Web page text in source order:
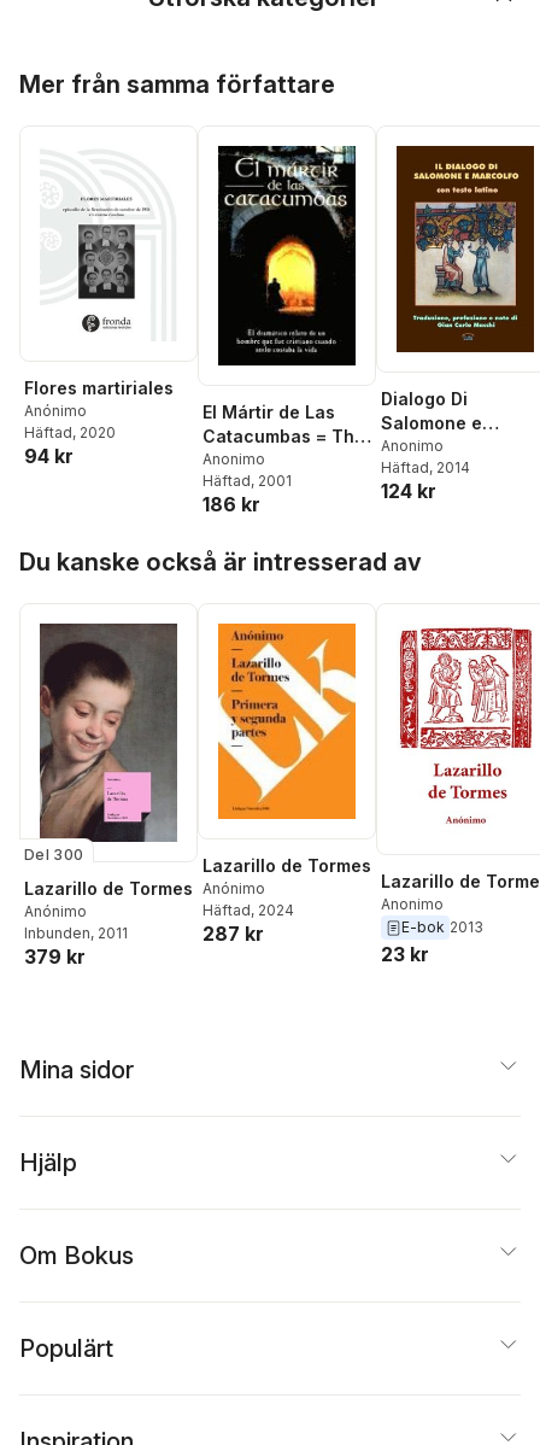
Mer från samma författare
Flores martiriales
Anónimo
Häftad, 2020
94 kr
El Mártir de Las
Catacumbas = The
Martyr of the
Catacombs
Anonimo
Häftad, 2001
186 kr
Dialogo Di
Salomone e
Marcolfo
Anonimo
Häftad, 2014
124 kr
Du kanske också är intresserad av
Del 300
Lazarillo de Tormes
Anónimo
Inbunden, 2011
379 kr
Lazarillo de Tormes
Anónimo
Häftad, 2024
287 kr
Lazarillo de
Anonimo
E-bok 2013
23 kr
Mina sidor
Hjälp
Om Bokus
Populärt